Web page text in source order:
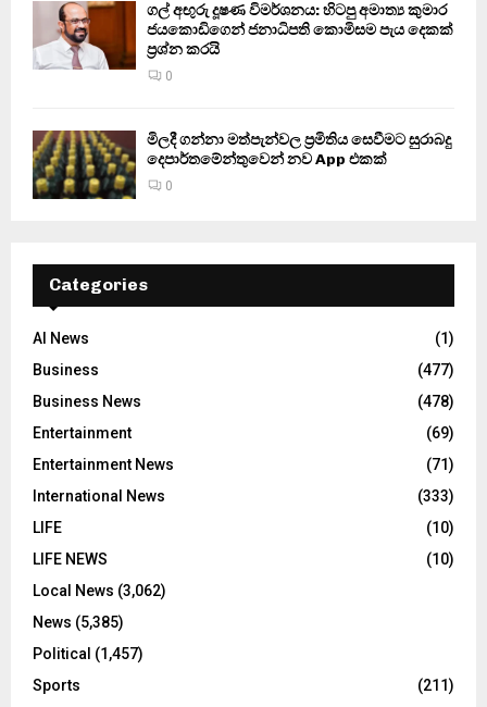
ගල් අඟුරු දූෂණ විමර්ශනය: හිටපු අමාත්‍ය කුමාර
ජයකොඩිගෙන් ජනාධිපති කොමිසම පැය දෙකක්
ප්‍රශ්න කරයි
0
මිලදී ගන්නා මත්පැන්වල ප්‍රමිතිය සෙවීමට සුරාබදු
දෙපාර්තමේන්තුවෙන් නව App එකක්
0
Categories
AI News
(1)
Business
(477)
Business News
(478)
Entertainment
(69)
Entertainment News
(71)
International News
(333)
LIFE
(10)
LIFE NEWS
(10)
Local News (3,062)
News (5,385)
Political (1,457)
Sports
(211)